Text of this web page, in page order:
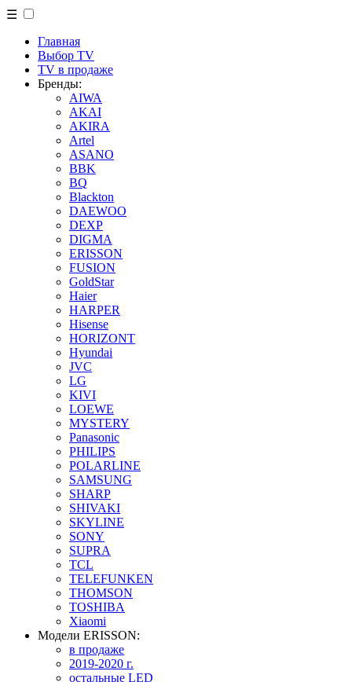
☰
Главная
Выбор TV
TV в продаже
Бренды:
AIWA
AKAI
AKIRA
Artel
ASANO
BBK
BQ
Blackton
DAEWOO
DEXP
DIGMA
ERISSON
FUSION
GoldStar
Haier
HARPER
Hisense
HORIZONT
Hyundai
JVC
LG
KIVI
LOEWE
MYSTERY
Panasonic
PHILIPS
POLARLINE
SAMSUNG
SHARP
SHIVAKI
SKYLINE
SONY
SUPRA
TCL
TELEFUNKEN
THOMSON
TOSHIBA
Xiaomi
Модели ERISSON:
в продаже
2019-2020 г.
остальные LED